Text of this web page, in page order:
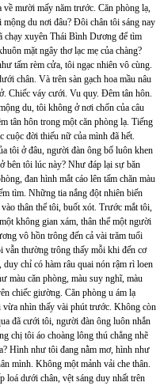
mười mấy năm trước. Căn phòng lạ,
mộng du nơi đâu? Đôi chân tôi sáng nay
chạy xuyên Thái Bình Dương để tìm
mặt ngây thơ lạc mẹ của chàng?
tấm rèm cửa, tôi ngạc nhiên vô cùng.
chân. Và trên sàn gạch hoa mầu nâu
Chiếc váy cưới. Vu quy. Đêm tân hôn.
du, tôi không ở nơi chốn của câu
tân hôn trong một căn phòng lạ. Tiếng
cuộc đời thiếu nữ của mình đã hết.
tôi ở đâu, người đàn ông bố luôn khen
bên tôi lúc này? Như đáp lại sự băn
đan hình mắt cáo lên tấm chăn màu
tìm. Những tia nắng đột nhiên biến
thân thể tôi, buốt xót. Trước mắt tôi,
không gian xám, thân thể một người
vô hồn trông đến cả vài trăm tuổi
vẫn thường trông thấy mỗi khi đến cơ
chỉ có hàm râu quai nón rậm rì loen
màu căn phòng, màu suy nghĩ, màu
chiếc giường. Căn phòng u ám lạ
nhìn thấy vài phút trước. Không còn
đã cưới tôi, người đàn ông luôn nhắn
chị tôi áo choàng lông thú chẳng nhẽ
Hình như tôi đang nằm mơ, hình như
mình. Không một mảnh vải che thân.
loá dưới chân, vệt sáng duy nhất trên